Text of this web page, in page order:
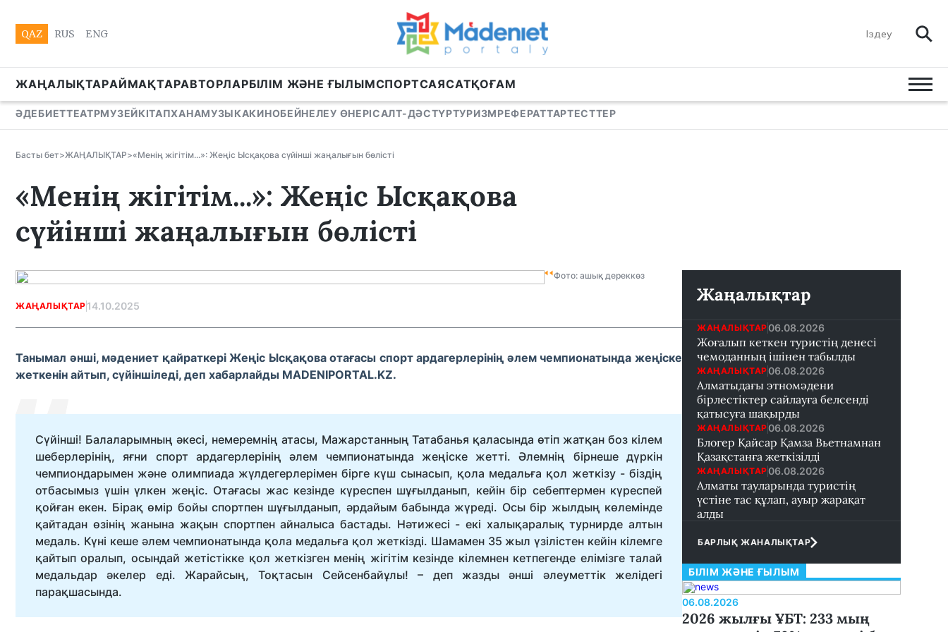
QAZ RUS ENG
ЖАҢАЛЫҚТАРАЙМАҚТАРАВТОРЛАРБІЛІМ ЖӘНЕ ҒЫЛЫМСПОРТСАЯСАТҚОҒАМ
ӘДЕБИЕТТЕАТРМУЗЕЙКІТАПХАНАМУЗЫКАКИНОБЕЙНЕЛЕУ ӨНЕРІСАЛТ-ДӘСТҮРТУРИЗМРЕФЕРАТТАРТЕСТТЕР
Басты бет>ЖАҢАЛЫҚТАР>«Менің жігітім...»: Жеңіс Ысқақова сүйінші жаңалығын бөлісті
«Менің жігітім...»: Жеңіс Ысқақова
сүйінші жаңалығын бөлісті
Фото: ашық дереккөз
ЖАҢАЛЫҚТАР 14.10.2025
Танымал әнші, мәдениет қайраткері Жеңіс Ысқақова отағасы спорт ардагерлерінің әлем чемпионатында жеңіске
жеткенін айтып, сүйіншіледі, деп хабарлайды MADENIPORTAL.KZ.
Сүйінші! Балаларымның әкесі, немеремнің атасы, Мажарстанның Татабанья қаласында өтіп жатқан боз кілем
шеберлерінің, яғни спорт ардагерлерінің әлем чемпионатында жеңіске жетті. Әлемнің бірнеше дүркін
чемпиондарымен және олимпиада жүлдегерлерімен бірге күш сынасып, қола медальға қол жеткізу - біздің
отбасымыз үшін үлкен жеңіс. Отағасы жас кезінде күреспен шұғылданып, кейін бір себептермен күреспей
қойған екен. Бірақ өмір бойы спортпен шұғылданып, әрдайым бабында жүреді. Осы бір жылдың көлемінде
қайтадан өзінің жанына жақын спортпен айналыса бастады. Нәтижесі - екі халықаралық турнирде алтын
медаль. Күні кеше әлем чемпионатында қола медальға қол жеткізді. Шамамен 35 жыл үзілістен кейін кілемге
қайтып оралып, осындай жетістікке қол жеткізген менің жігітім кезінде кілемнен кетпегенде елімізге талай
медальдар әкелер еді. Жарайсың, Тоқтасын Сейсенбайұлы! – деп жазды әнші әлеуметтік желідегі
парақшасында.
Жаңалықтар
ЖАҢАЛЫҚТАР 06.08.2026
Жоғалып кеткен туристің денесі
чемоданның ішінен табылды
ЖАҢАЛЫҚТАР 06.08.2026
Алматыдағы этномәдени
бірлестіктер сайлауға белсенді
қатысуға шақырды
ЖАҢАЛЫҚТАР 06.08.2026
Блогер Қайсар Қамза Вьетнамнан
Қазақстанға жеткізілді
ЖАҢАЛЫҚТАР 06.08.2026
Алматы тауларында туристің
үстіне тас құлап, ауыр жарақат
алды
БАРЛЫҚ ЖАНАЛЫҚТАР
БІЛІМ ЖӘНЕ ҒЫЛЫМ
06.08.2026
2026 жылғы ҰБТ: 233 мың